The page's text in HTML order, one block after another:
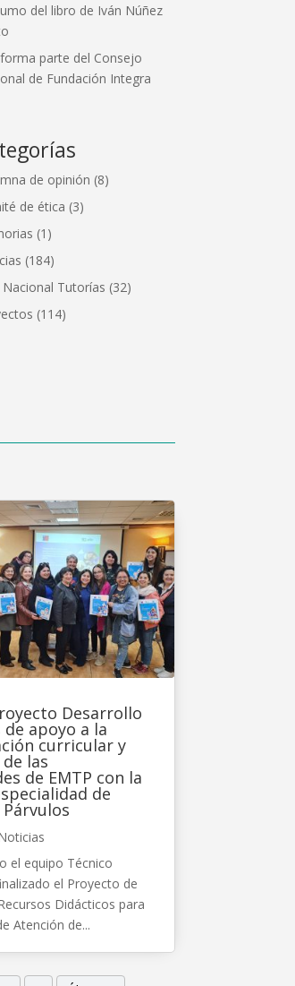
del libro de Iván Núñez
parte del Consejo
de Fundación Integra
de opinión (8)
de ética (3)
(1)
(184)
Nacional Tutorías (32)
(114)
Desarrollo
de apoyo a la
curricular y
las
de EMTP con la
de
el equipo Técnico
el Proyecto de
Didácticos para
Atención de...